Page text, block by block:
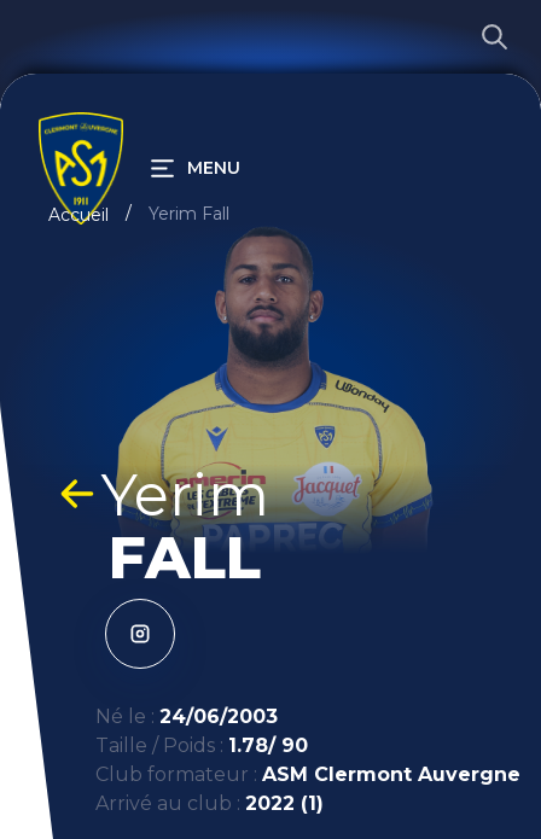
RECHERCHER
MENU
Accueil Yerim Fall
Yerim
FALL
Né le : 24/06/2003
Taille / Poids : 1.78/ 90
Club formateur : ASM Clermont Auvergne
Arrivé au club : 2022 (1)